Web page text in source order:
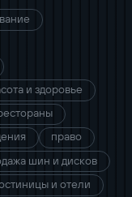
и здоровье
право
шин и дисков
и отели